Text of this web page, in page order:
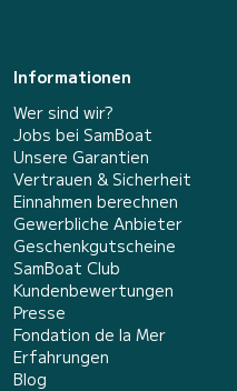
Informationen
Wer sind wir?
Jobs bei SamBoat
Unsere Garantien
Vertrauen & Sicherheit
Einnahmen berechnen
Gewerbliche Anbieter
Geschenkgutscheine
SamBoat Club
Kundenbewertungen
Presse
Fondation de la Mer
Erfahrungen
Blog